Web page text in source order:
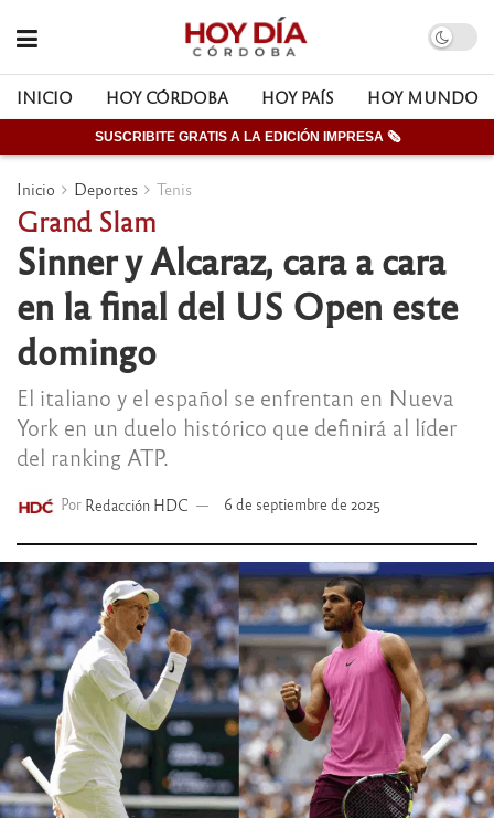
INICIO HOY CÓRDOBA HOY PAÍS HOY MUNDO
SUSCRIBITE GRATIS A LA EDICIÓN IMPRESA 🗞
Inicio Deportes Tenis
Grand Slam
Sinner y Alcaraz, cara a cara
en la final del US Open este
domingo
El italiano y el español se enfrentan en Nueva
York en un duelo histórico que definirá al líder
del ranking ATP.
Por Redacción HDC 6 de septiembre de 2025